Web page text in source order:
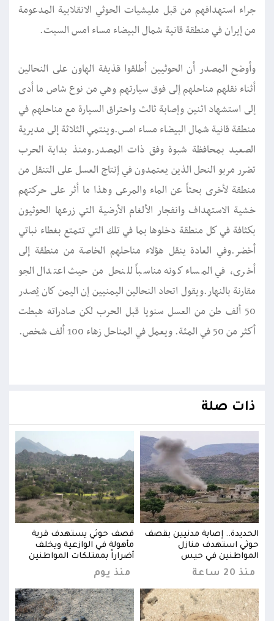
جراء استهدافهم من قبل مليشيات الحوثي الانقلابية المدعومة
من إيران في منطقة قانية شمال البيضاء مساء امس السبت.
وأوضح المصدر أن الحوثيين أطلقوا قذيفة الهاون على النحالين
أثناء نقلهم مناحلهم إلى فوق سيارتهم وهي من نوع شاص ما أدى
إلى استشهاد اثنين وإصابة ثالث واحتراق السيارة مع مناحلهم في
منطقة قانية شمال البيضاء مساء امس.وينتمي الثلاثة إلى مديرية
الصعيد بمحافظة شبوة وفق ذات المصدر.ومنذ بداية الحرب
تضرر مربو النحل الذين يعتمدون في إنتاج العسل على التنقل من
منطقة لأخرى بحثاً عن الماء والمرعى وهذا ما أثر على حركتهم
خشية الاستهداف وانفجار الألغام الأرضية التي زرعها الحوثيون
بكثافة في كل منطقة دخلوها بما في تلك التي تتمتع بغطاء نباتي
أخضر.وفي العادة ينقل هؤلاء مناحلهم الخاصة من منطقة إلى
أخرى، في المساء كونه مناسباً للنحل من حيث اعتدال الجو
مقارنة بالنهار.ويقول اتحاد النحالين اليمنيين إن اليمن كان يُصدر
50 ألف طن من العسل سنويا قبل الحرب لكن صادراته هبطت
أكثر من 50 في المئة. ويعمل في المناحل زهاء 100 ألف شخص.
ذات صلة
الحديدة.. إصابة مدنيين بقصف
حوثي استهدف منازل
المواطنين في حيس
منذ 20 ساعة
قصف حوثي يستهدف قرية
مأهولة في الوازعية ويخلف
أضراراً بممتلكات المواطنين
منذ يوم